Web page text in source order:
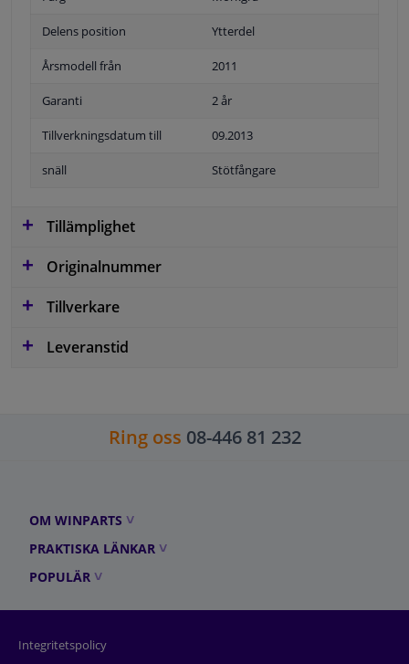
Delens position Ytterdel
Årsmodell från 2011
Garanti 2 år
Tillverkningsdatum till 09.2013
snäll Stötfångare
Tillämplighet
Originalnummer
Tillverkare
Leveranstid
Ring oss 08-446 81 232
OM WINPARTS
PRAKTISKA LÄNKAR
POPULÄR
Integritetspolicy